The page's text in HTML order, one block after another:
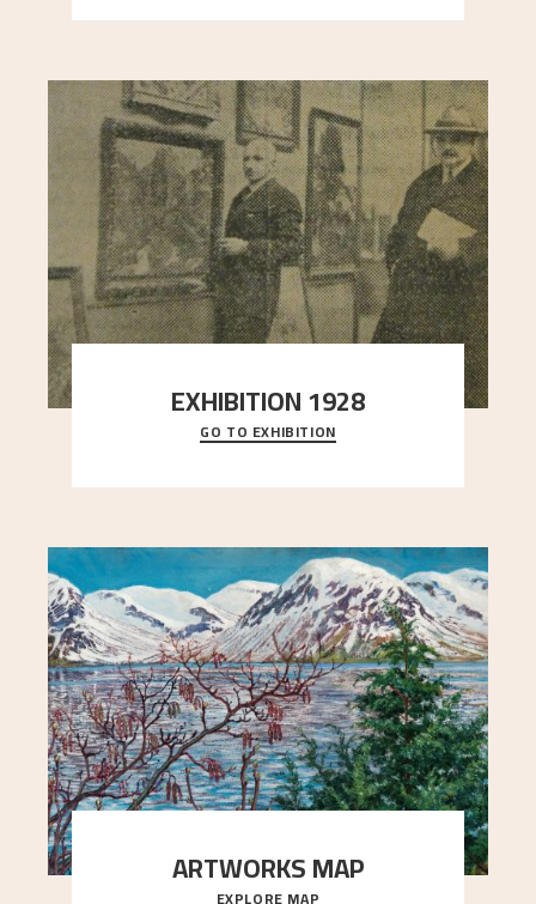
EXHIBITION 1928
When Astrup died in 1928, his friends Moritz Kaland
Simon Thorbjørnsen at the Art Society took
GO TO EXHIBITION
ARTWORKS MAP
EXPLORE MAP